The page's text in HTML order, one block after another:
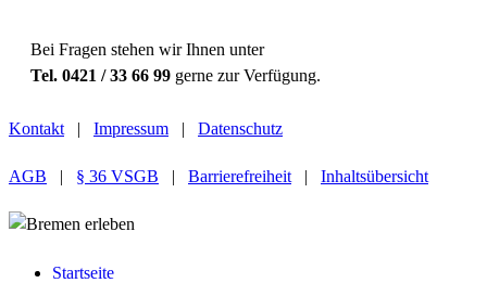
Bei Fragen stehen wir Ihnen unter
Tel. 0421 / 33 66 99 gerne zur Verfügung.
Kontakt | Impressum | Datenschutz
AGB | § 36 VSGB | Barrierefreiheit | Inhaltsübersicht
Startseite